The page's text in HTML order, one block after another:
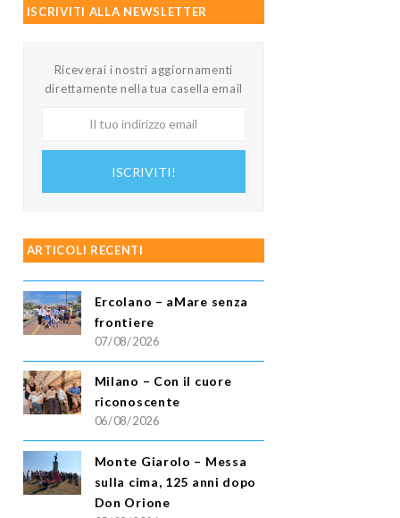
ISCRIVITI ALLA NEWSLETTER
Riceverai i nostri aggiornamenti
direttamente nella tua casella email
ISCRIVITI!
ARTICOLI RECENTI
Ercolano – aMare senza
frontiere
07/08/2026
Milano – Con il cuore
riconoscente
06/08/2026
Monte Giarolo – Messa
sulla cima, 125 anni dopo
Don Orione